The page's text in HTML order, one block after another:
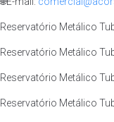
Reservatório Metálico
Reservatório Metálico
Reservatório Metálico
Reservatório Metálico